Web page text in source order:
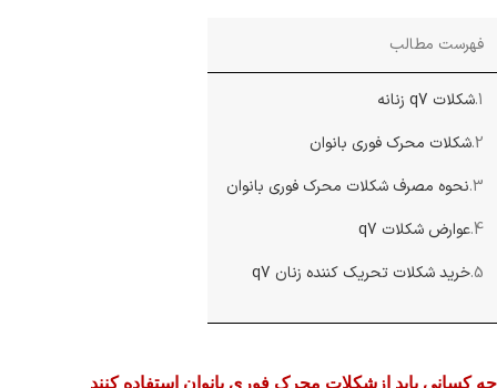
فهرست مطالب
1.شکلات q7 زنانه
2.شکلات محرک فوری بانوان
3.نحوه مصرف شکلات محرک فوری بانوان
4.عوارض شکلات q7
5.خرید شکلات تحریک کننده زنان q7
چه کسانی باید ازشکلات محرک فوری بانوان استفاده کنند